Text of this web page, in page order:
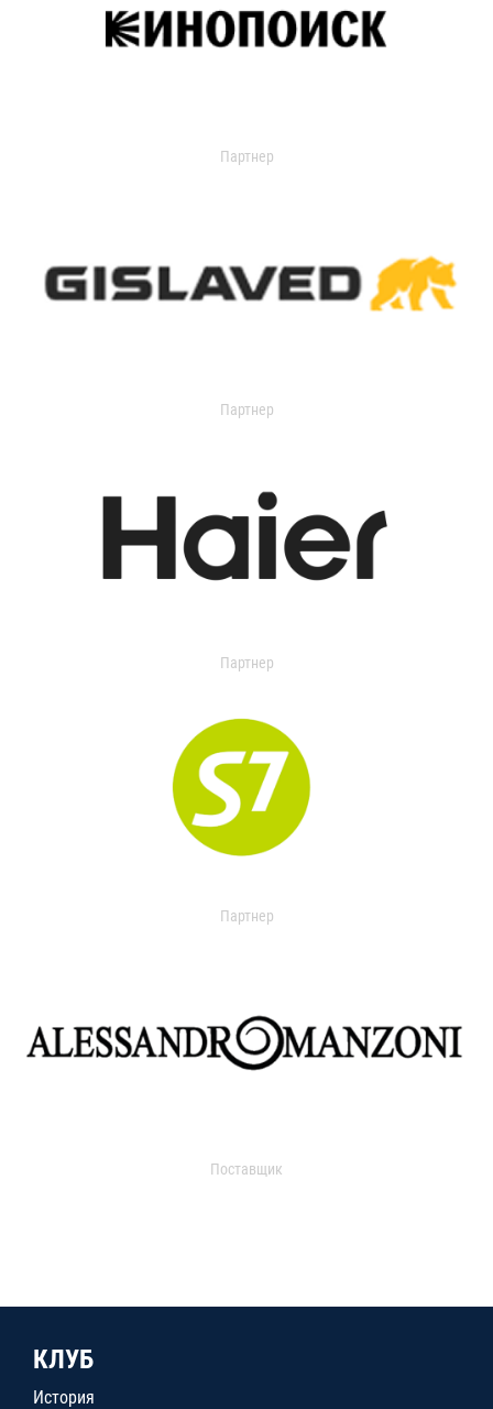
Партнер
Партнер
Партнер
Партнер
Поставщик
КЛУБ
История